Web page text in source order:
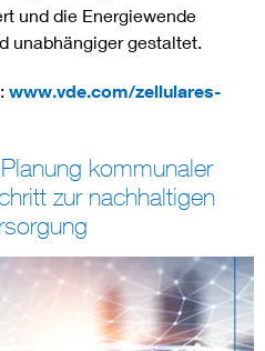
und die Energiewende
unabhängiger gestaltet.
www.vde.com/zellulares-
kommunaler
zur nachhaltigen